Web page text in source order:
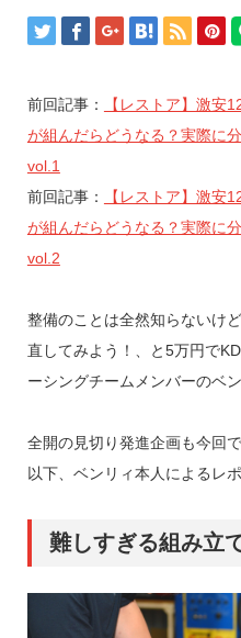
前回記事：
【レストア】激安
が組んだらどうなる？実際に
vol.1
前回記事：
【レストア】激安
が組んだらどうなる？実際に
vol.2
整備のことは全然知らないけ
直してみよう！、と5万円で
ーシングチームメンバーのベン
全開の見切り発進企画も今回
以下、ベンリィ本人によるレ
難しすぎる組み立